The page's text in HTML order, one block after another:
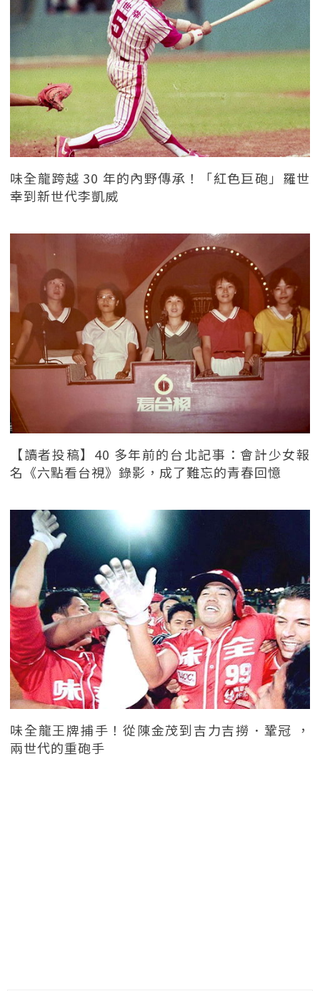
味全龍跨越 30 年的內野傳承！「紅色巨砲」羅世
幸到新世代李凱威
【讀者投稿】40 多年前的台北記事：會計少女報
名《六點看台視》錄影，成了難忘的青春回憶
味全龍王牌捕手！從陳金茂到吉力吉撈．鞏冠 ，
兩世代的重砲手